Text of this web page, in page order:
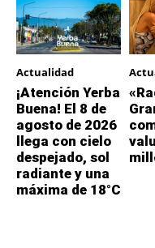
Actualidad
¡Atención Yerba
Buena! El 8 de
agosto de 2026
llega con cielo
despejado, sol
radiante y una
máxima de 18°C